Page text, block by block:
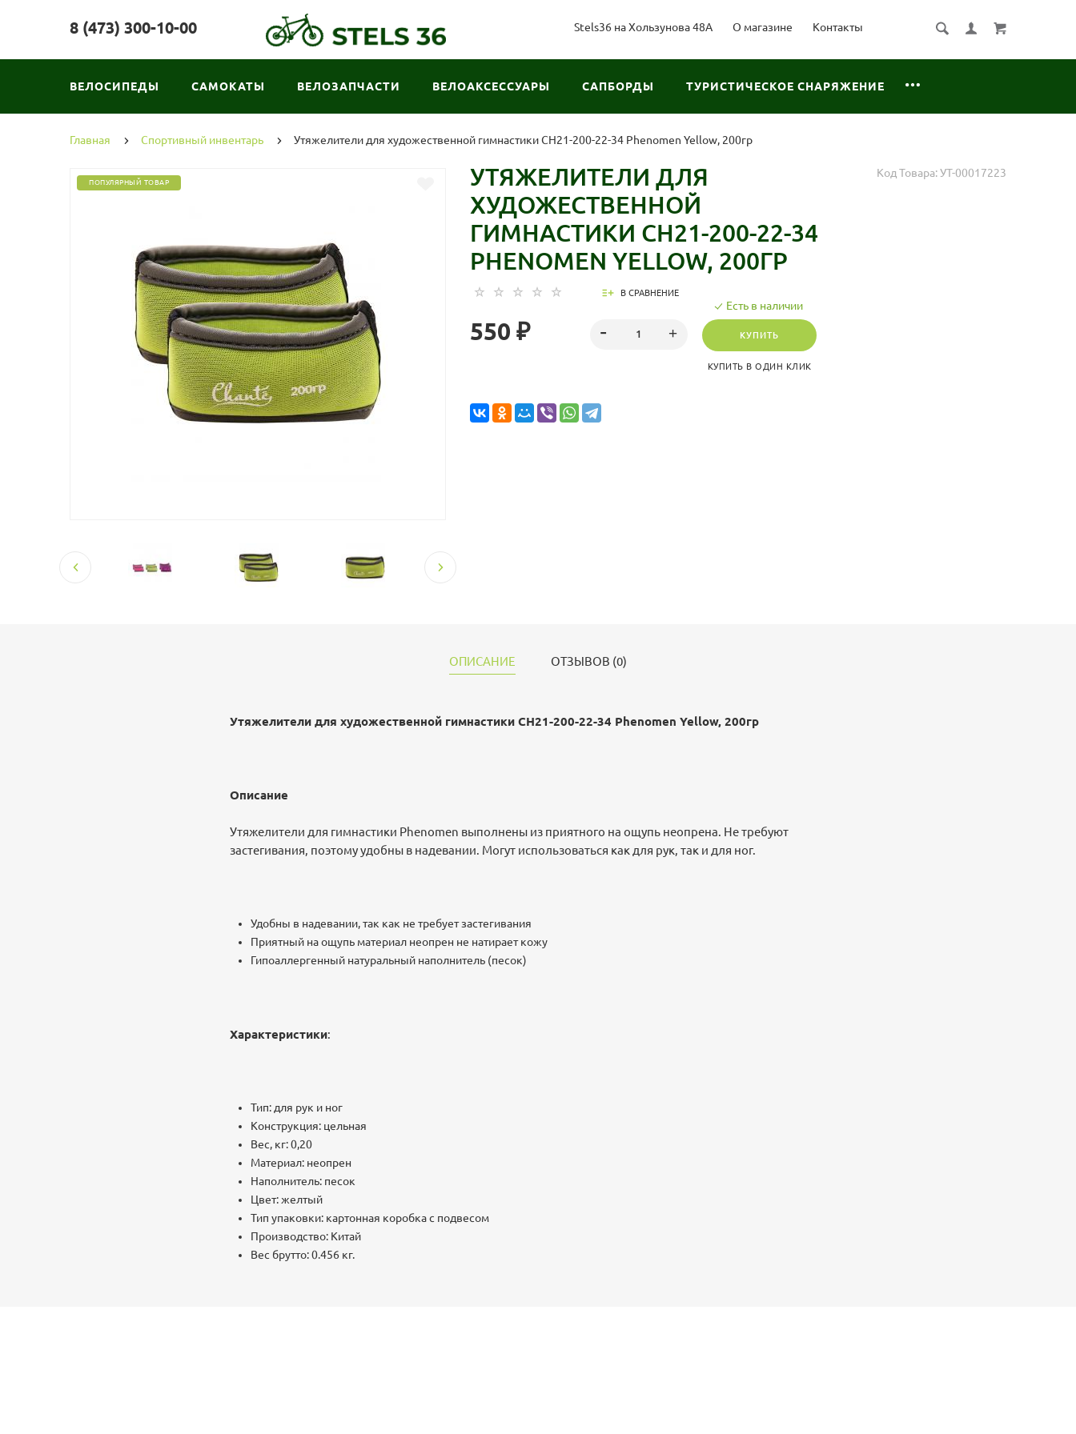
8 (473) 300-10-00 Stels36 на Хользунова 48А О магазине Контакты
ВЕЛОСИПЕДЫ САМОКАТЫ ВЕЛОЗАПЧАСТИ ВЕЛОАКСЕССУАРЫ САПБОРДЫ ТУРИСТИЧЕСКОЕ СНАРЯЖЕНИЕ
Главная Спортивный инвентарь Утяжелители для художественной гимнастики CH21-200-22-34 Phenomen Yellow, 200гр
ПОПУЛЯРНЫЙ ТОВАР
Код Товара:УТ-00017223
УТЯЖЕЛИТЕЛИ ДЛЯ
ХУДОЖЕСТВЕННОЙ
ГИМНАСТИКИ CH21-200-22-34
PHENOMEN YELLOW, 200ГР
В СРАВНЕНИЕ
550 ₽
Есть в наличии
КУПИТЬ
КУПИТЬ В ОДИН КЛИК
ОПИСАНИЕ ОТЗЫВОВ (0)
Утяжелители для художественной гимнастики CH21-200-22-34 Phenomen Yellow, 200гр
Описание
Утяжелители для гимнастики Phenomen выполнены из приятного на ощупь неопрена. Не требуют
застегивания, поэтому удобны в надевании. Могут использоваться как для рук, так и для ног.
Удобны в надевании, так как не требует застегивания
Приятный на ощупь материал неопрен не натирает кожу
Гипоаллергенный натуральный наполнитель (песок)
Характеристики:
Тип: для рук и ног
Конструкция: цельная
Вес, кг: 0,20
Материал: неопрен
Наполнитель: песок
Цвет: желтый
Тип упаковки: картонная коробка с подвесом
Производство: Китай
Вес брутто: 0.456 кг.